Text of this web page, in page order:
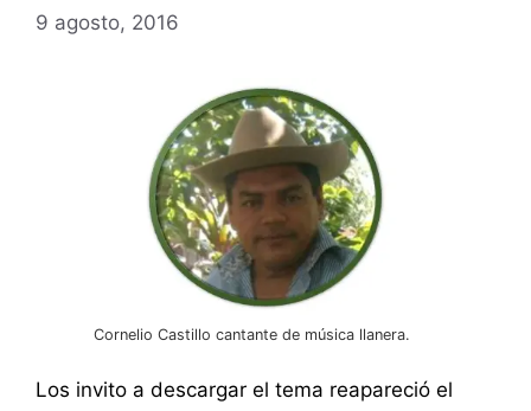
9 agosto, 2016
Cornelio Castillo cantante de música llanera.
Los invito a descargar el tema reapareció el